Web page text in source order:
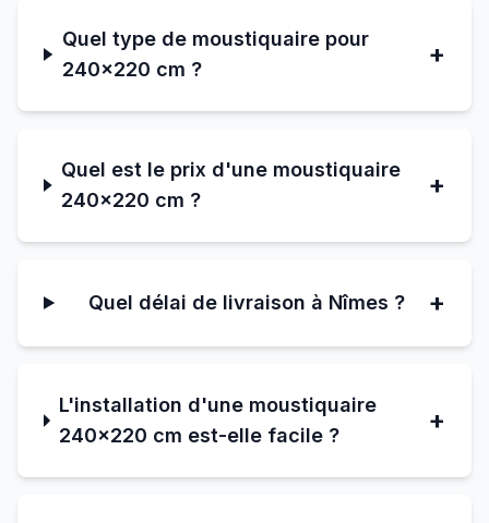
Quel type de moustiquaire pour
240×220 cm ?
+
Quel est le prix d'une moustiquaire
240×220 cm ?
+
Quel délai de livraison à Nîmes ? +
L'installation d'une moustiquaire
240×220 cm est-elle facile ?
+